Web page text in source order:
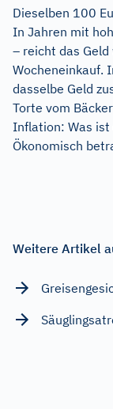
Dieselben 100
In Jahren mit
– reicht das
Wocheneinkauf.
dasselbe Geld
Torte vom
Inflation: Was ist
Ökonomisch
Weitere Artikel